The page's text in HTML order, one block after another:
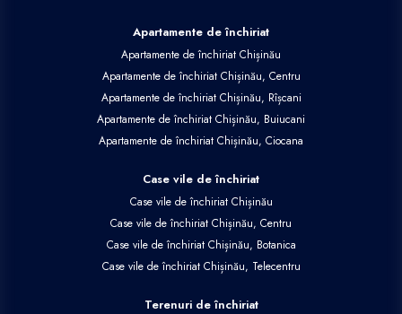
Apartamente de închiriat
Apartamente de închiriat Chișinău
Apartamente de închiriat Chișinău, Centru
Apartamente de închiriat Chișinău, Rîșcani
Apartamente de închiriat Chișinău, Buiucani
Apartamente de închiriat Chișinău, Ciocana
Case vile de închiriat
Case vile de închiriat Chișinău
Case vile de închiriat Chișinău, Centru
Case vile de închiriat Chișinău, Botanica
Case vile de închiriat Chișinău, Telecentru
Terenuri de închiriat